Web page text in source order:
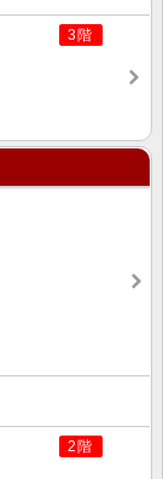
3階
2階